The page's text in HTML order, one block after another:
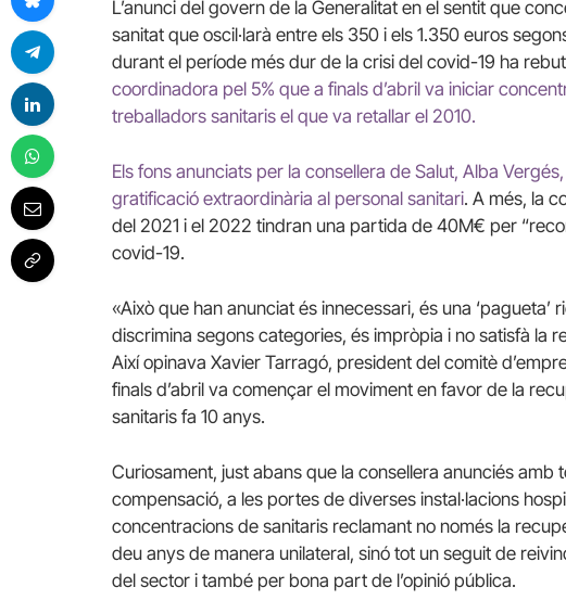
L’anunci del govern de la Generalitat en el sentit que
sanitat que oscil·larà entre els 350 i els 1.350 euros
durant el període més dur de la crisi del covid-19 ha
coordinadora pel 5% que a finals d’abril va iniciar
treballadors sanitaris el que va retallar el 2010.
Els fons anunciats per la consellera de Salut, Alba
gratificació extraordinària al personal sanitari. A més, la
del 2021 i el 2022 tindran una partida de 40M€ per
covid-19.
«Això que han anunciat és innecessari, és una
discrimina segons categories, és impròpia i no satisfà la
Així opinava Xavier Tarragó, president del comitè
finals d’abril va començar el moviment en favor de la
sanitaris fa 10 anys.
Curiosament, just abans que la consellera anunciés amb
compensació, a les portes de diverses instal·lacions
concentracions de sanitaris reclamant no només la
deu anys de manera unilateral, sinó tot un seguit de
del sector i també per bona part de l’opinió pública.